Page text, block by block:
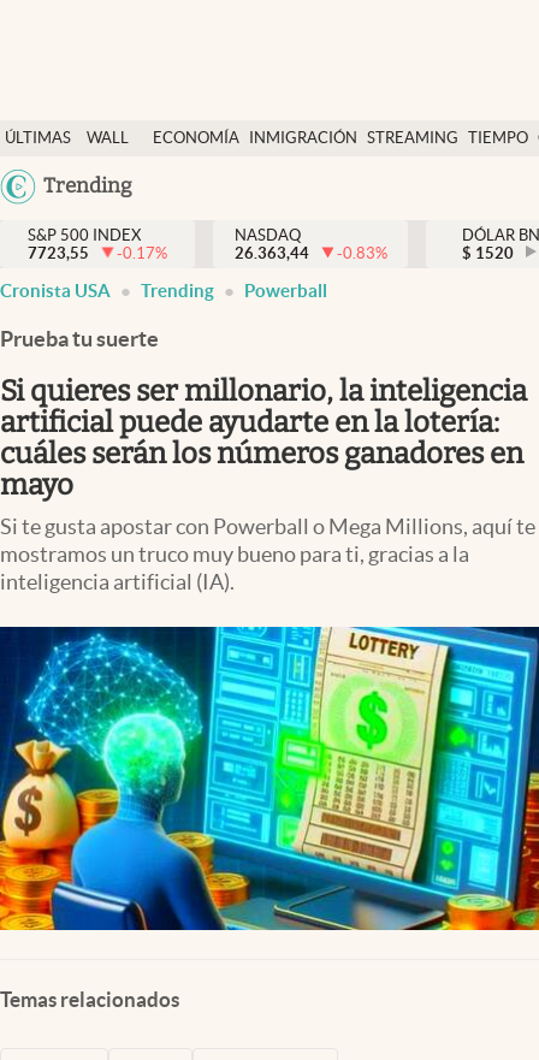
ÚLTIMAS
NOTICIAS
WALL
DÓLAR
ECONOMÍA INMIGRACIÓN STREAMING TIEMPO
México
Trending
Finanzas y economía
Wall Street y dólar
Inmigración
Espiritual
Streaming
PC y mobile
Lifestyle
S&P 500 INDEX
7723,55
-0.17%
NASDAQ
26.363,44
-0.83%
DÓLAR
$ 1520
Cronista USA Trending Powerball
Prueba tu suerte
Si quieres ser millonario, la inteligencia
artificial puede ayudarte en la lotería:
cuáles serán los números ganadores en
mayo
Si te gusta apostar con Powerball o Mega Millions, aquí te
mostramos un truco muy bueno para ti, gracias a la
inteligencia artificial (IA).
Temas relacionados